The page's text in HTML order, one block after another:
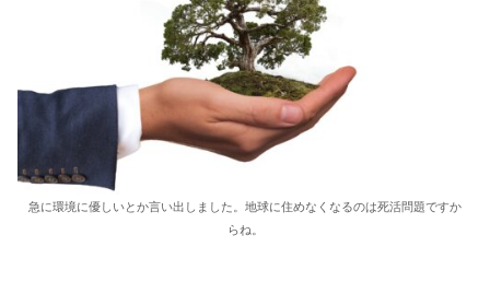
急に環境に優しいとか言い出しました。地球に住めなくなるのは死活問題ですか
らね。